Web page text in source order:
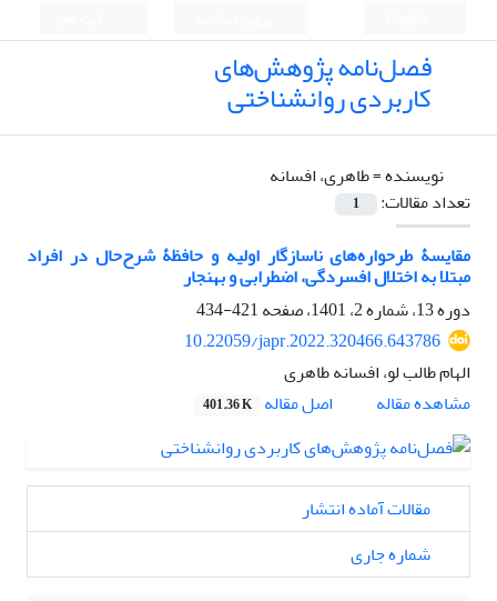
فصل‌نامه پژوهش‌های
کاربردی روانشناختی
نویسنده =طاهری، افسانه
تعداد مقالات:
1
مقایسۀ طرحواره‌های ناسازگار اولیه و حافظۀ شرح‌حال در افراد
مبتلا به اختلال افسردگی، اضطرابی و بهنجار
دوره 13، شماره 2، 1401، صفحه
421-434
10.22059/japr.2022.320466.643786
الهام طالب لو، افسانه طاهری
مشاهده مقاله
اصل مقاله 401.36 K
مقالات آماده انتشار
شماره جاری